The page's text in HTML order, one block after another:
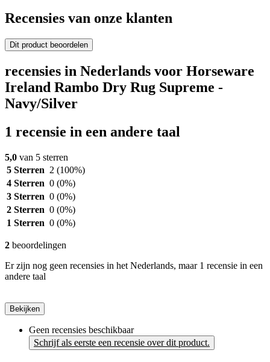
Recensies van onze klanten
Dit product beoordelen
recensies in Nederlands voor Horseware
Ireland Rambo Dry Rug Supreme -
Navy/Silver
1 recensie in een andere taal
5,0 van 5 sterren
5 Sterren 2 (100%)
4 Sterren 0 (0%)
3 Sterren 0 (0%)
2 Sterren 0 (0%)
1 Sterren 0 (0%)
2 beoordelingen
Er zijn nog geen recensies in het Nederlands, maar 1 recensie in een
andere taal
Bekijken
Geen recensies beschikbaar
Schrijf als eerste een recensie over dit product.